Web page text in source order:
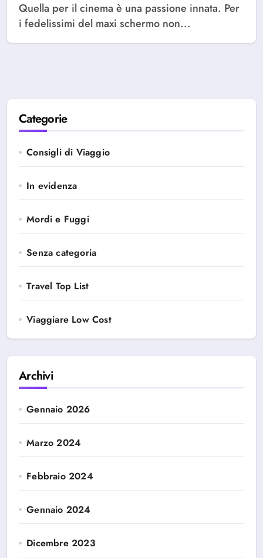
Quella per il cinema è una passione innata. Per
i fedelissimi del maxi schermo non...
Categorie
Consigli di Viaggio
In evidenza
Mordi e Fuggi
Senza categoria
Travel Top List
Viaggiare Low Cost
Archivi
Gennaio 2026
Marzo 2024
Febbraio 2024
Gennaio 2024
Dicembre 2023